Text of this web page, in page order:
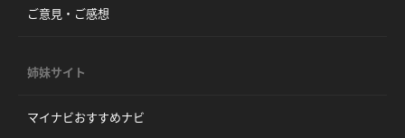
ご意見・ご感想
姉妹サイト
マイナビおすすめナビ